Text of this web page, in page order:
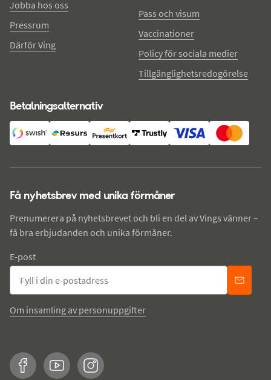
Jobba hos oss
Pressrum
Därför Ving
Pass och visum
Vaccinationer
Policy för sociala medier
Tillgänglighetsredogörelse
Betalningsalternativ
Få nyhetsbrev med unika förmåner
Prenumerera på nyhetsbrevet och bli en del av Vings vänner –
få bra erbjudanden och unika förmåner.
E-post
Om insamling av personuppgifter
FacebookYouTubeInstagram